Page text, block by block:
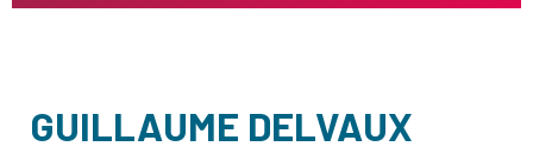
GUILLAUME DELVAUX